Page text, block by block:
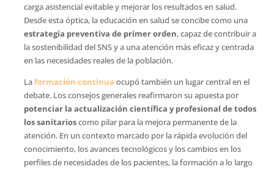
carga asistencial evitable y mejorar los resultados en salud.
Desde esta óptica, la educación en salud se concibe como una
estrategia preventiva de primer orden, capaz de contribuir a
la sostenibilidad del SNS y a una atención más eficaz y centrada
en las necesidades reales de la población.
Laformación continua ocupó también un lugar central en el
debate. Los consejos generales reafirmaron su apuesta por
potenciar la actualización científica y profesional de todos
los sanitarioscomo pilar para la mejora permanente de la
atención. En un contexto marcado por la rápida evolución del
conocimiento, los avances tecnológicos y los cambios en los
perfiles de necesidades de los pacientes, la formación a lo largo